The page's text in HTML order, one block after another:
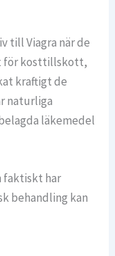
till Viagra när de
för kosttillskott,
kraftigt de
naturliga
läkemedel
faktiskt har
behandling kan